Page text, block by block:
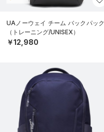
UAノーウェイ チーム バックパック
（トレーニング/UNISEX）
￥12,980